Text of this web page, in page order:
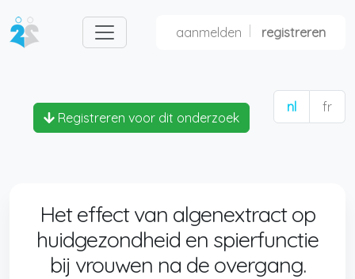
aanmelden registreren
nl fr
Registreren voor dit onderzoek
Het effect van algenextract op
huidgezondheid en spierfunctie
bij vrouwen na de overgang.